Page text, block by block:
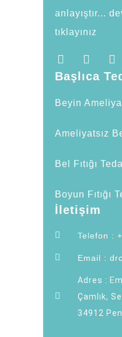
anlayıştır...
tıklayınız
Başlıca
Beyin
Ameliyatsız
Bel Fıtığı
Boyun Fıtığı
İletişim
Telefon :
Email :
Adres :
Çamlık,
34912